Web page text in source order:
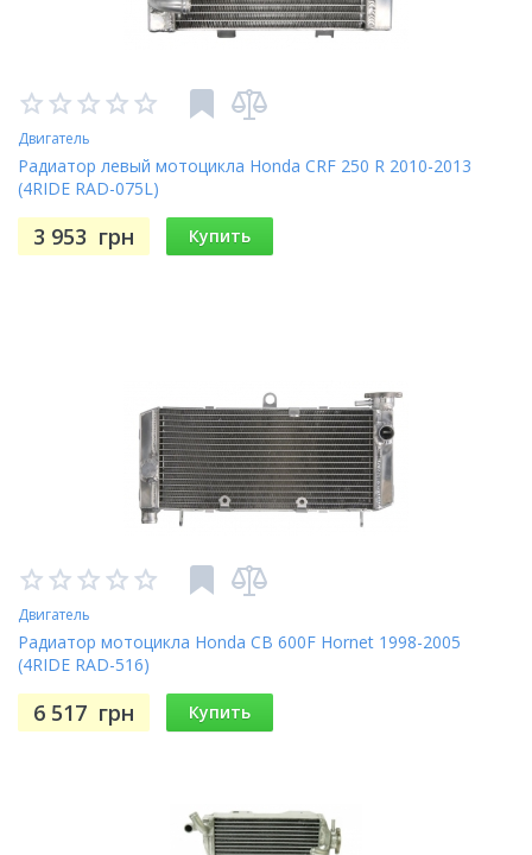
Двигатель
Радиатор левый мотоцикла Honda CRF 250 R 2010-2013
(4RIDE RAD-075L)
3 953 грн Купить
Двигатель
Радиатор мотоцикла Honda CB 600F Hornet 1998-2005
(4RIDE RAD-516)
6 517 грн Купить